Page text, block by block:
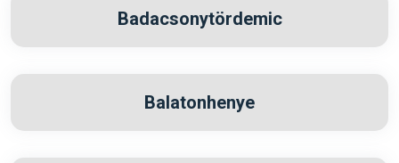
Badacsonytördemic
Balatonhenye